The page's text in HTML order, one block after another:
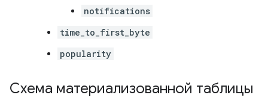
notifications
time_to_first_byte
popularity
Схема материализованной таблицы